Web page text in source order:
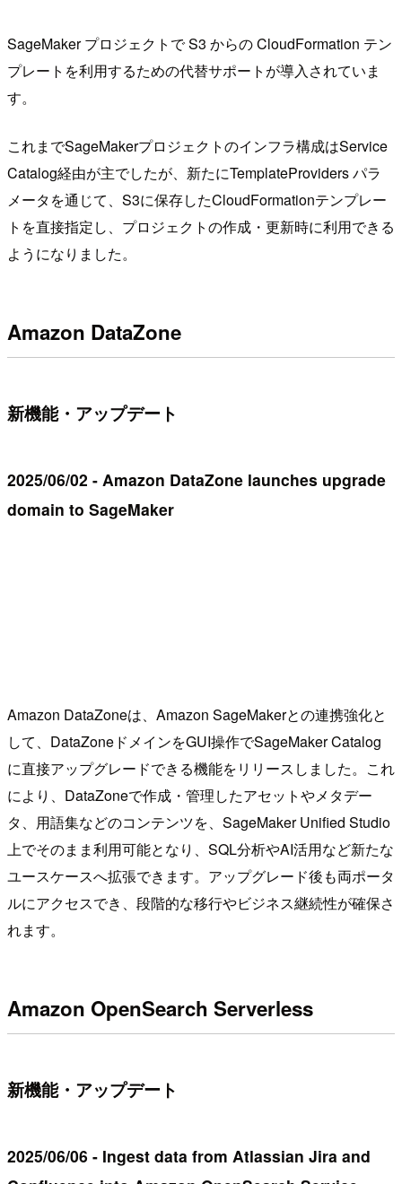
SageMaker プロジェクトで S3 からの CloudFormation テン
プレートを利用するための代替サポートが導入されていま
す。
これまでSageMakerプロジェクトのインフラ構成はService
Catalog経由が主でしたが、新たにTemplateProviders パラ
メータを通じて、S3に保存したCloudFormationテンプレー
トを直接指定し、プロジェクトの作成・更新時に利用できる
ようになりました。
Amazon DataZone
新機能・アップデート
2025/06/02 - Amazon DataZone launches upgrade
domain to SageMaker
Amazon DataZoneは、Amazon SageMakerとの連携強化と
して、DataZoneドメインをGUI操作でSageMaker Catalog
に直接アップグレードできる機能をリリースしました。これ
により、DataZoneで作成・管理したアセットやメタデー
タ、用語集などのコンテンツを、SageMaker Unified Studio
上でそのまま利用可能となり、SQL分析やAI活用など新たな
ユースケースへ拡張できます。アップグレード後も両ポータ
ルにアクセスでき、段階的な移行やビジネス継続性が確保さ
れます。
Amazon OpenSearch Serverless
新機能・アップデート
2025/06/06 - Ingest data from Atlassian Jira and